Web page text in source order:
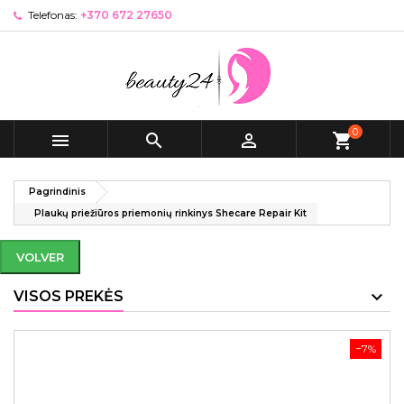
Telefonas: +370 672 27650
   shopping_cart0
Pagrindinis
Plaukų priežiūros priemonių rinkinys Shecare Repair Kit
VOLVER
VISOS PREKĖS
−7%